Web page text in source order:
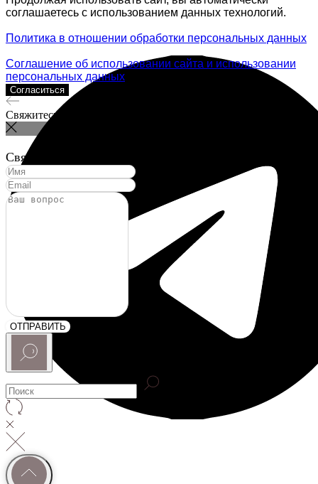
ОПЛАТИТЬ УСЛУГУ
соглашаетесь с использованием данных технологий.
Политика в отношении обработки персональных данных
Соглашение об использовании сайта и использовании
персональных данных
Согласиться
Свяжитесь с нами!
Связаться с нами
ОТПРАВИТЬ